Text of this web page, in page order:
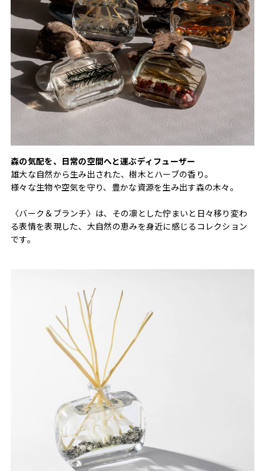
森の気配を、日常の空間へと運ぶディフューザー
雄大な自然から生み出された、樹木とハーブの香り。
様々な生物や空気を守り、豊かな資源を生み出す森の木々。
〈バーク＆ブランチ〉は、その凛とした佇まいと日々移り変わ
る表情を表現した、大自然の恵みを身近に感じるコレクション
です。